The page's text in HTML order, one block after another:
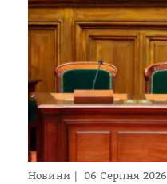
Новини 06 Серпня 2026